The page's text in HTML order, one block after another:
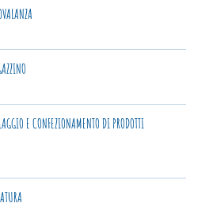
E CONFEZIONAMENTO DI PRODOTTI